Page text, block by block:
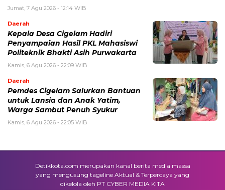
Jumat, 7 Agu 2026 - 12:14 WIB
Daerah
Kepala Desa Cigelam Hadiri
Penyampaian Hasil PKL Mahasiswi
Politeknik Bhakti Asih Purwakarta
Kamis, 6 Agu 2026 - 22:09 WIB
Daerah
Pemdes Cigelam Salurkan Bantuan
untuk Lansia dan Anak Yatim,
Warga Sambut Penuh Syukur
Kamis, 6 Agu 2026 - 22:05 WIB
Detikkota.com merupakan kanal berita media massa
yang mengusung tageline Aktual & Terpercaya yang
dikelola oleh PT CYBER MEDIA KITA